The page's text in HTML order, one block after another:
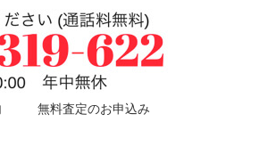
無料査定のお申込み